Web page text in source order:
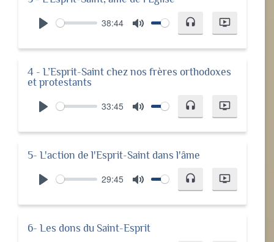
38:44 headset ondemand_video
4 - L’Esprit-Saint chez nos frères orthodoxes
et protestants
33:45 headset ondemand_video
5- L'action de l'Esprit-Saint dans l'âme
29:45 headset ondemand_video
6- Les dons du Saint-Esprit